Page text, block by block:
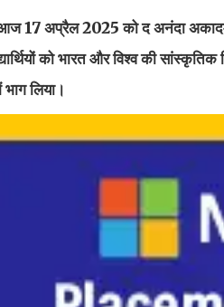
17 अप्रैल 2025 को द अनंदा
को भारत और विश्व की
लिया।